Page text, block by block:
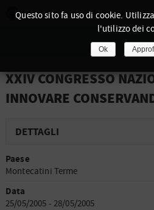
XXIV CONGRESSO
INNOVARE
DETTAGLI
Paese
Montecatini Terme
Data
25/05/2005 - 28/05/2005
Questo sito fa uso di cookie.
l'utilizzo dei
Ok